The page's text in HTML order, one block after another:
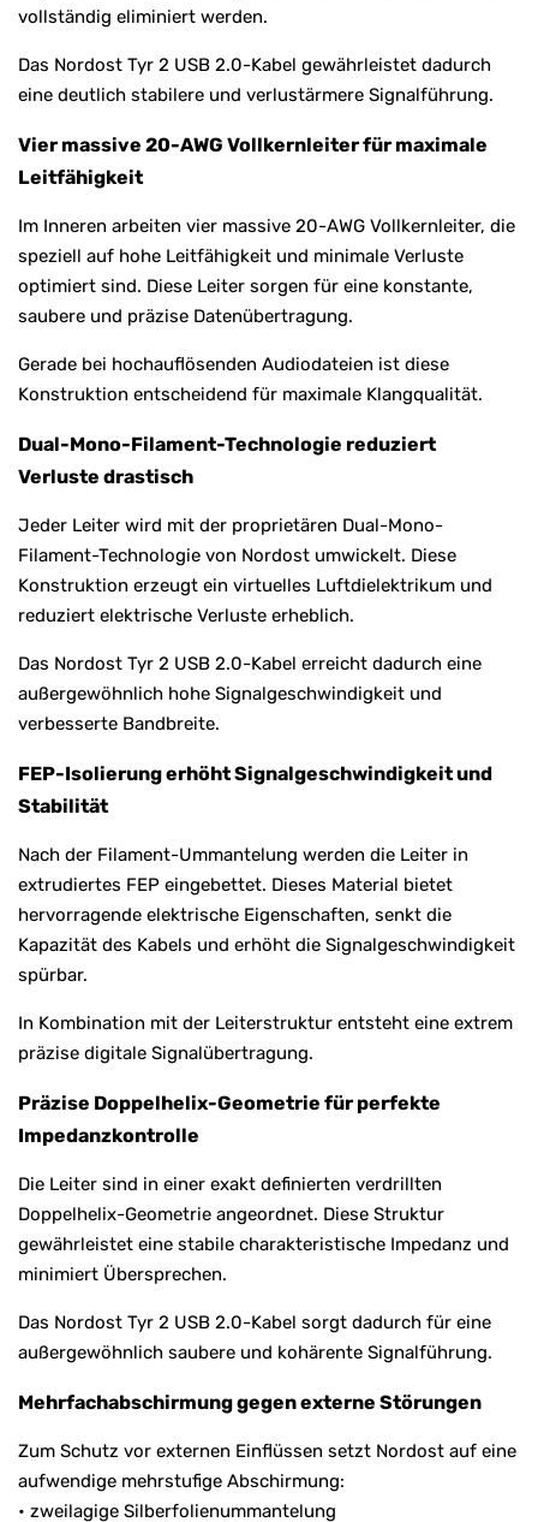
vollständig eliminiert werden.
Das Nordost Tyr 2 USB 2.0-Kabel gewährleistet dadurch
eine deutlich stabilere und verlustärmere Signalführung.
Vier massive 20-AWG Vollkernleiter für maximale
Leitfähigkeit
Im Inneren arbeiten vier massive 20-AWG Vollkernleiter, die
speziell auf hohe Leitfähigkeit und minimale Verluste
optimiert sind. Diese Leiter sorgen für eine konstante,
saubere und präzise Datenübertragung.
Gerade bei hochauflösenden Audiodateien ist diese
Konstruktion entscheidend für maximale Klangqualität.
Dual-Mono-Filament-Technologie reduziert
Verluste drastisch
Jeder Leiter wird mit der proprietären Dual-Mono-
Filament-Technologie von Nordost umwickelt. Diese
Konstruktion erzeugt ein virtuelles Luftdielektrikum und
reduziert elektrische Verluste erheblich.
Das Nordost Tyr 2 USB 2.0-Kabel erreicht dadurch eine
außergewöhnlich hohe Signalgeschwindigkeit und
verbesserte Bandbreite.
FEP-Isolierung erhöht Signalgeschwindigkeit und
Stabilität
Nach der Filament-Ummantelung werden die Leiter in
extrudiertes FEP eingebettet. Dieses Material bietet
hervorragende elektrische Eigenschaften, senkt die
Kapazität des Kabels und erhöht die Signalgeschwindigkeit
spürbar.
In Kombination mit der Leiterstruktur entsteht eine extrem
präzise digitale Signalübertragung.
Präzise Doppelhelix-Geometrie für perfekte
Impedanzkontrolle
Die Leiter sind in einer exakt definierten verdrillten
Doppelhelix-Geometrie angeordnet. Diese Struktur
gewährleistet eine stabile charakteristische Impedanz und
minimiert Übersprechen.
Das Nordost Tyr 2 USB 2.0-Kabel sorgt dadurch für eine
außergewöhnlich saubere und kohärente Signalführung.
Mehrfachabschirmung gegen externe Störungen
Zum Schutz vor externen Einflüssen setzt Nordost auf eine
aufwendige mehrstufige Abschirmung:
• zweilagige Silberfolienummantelung